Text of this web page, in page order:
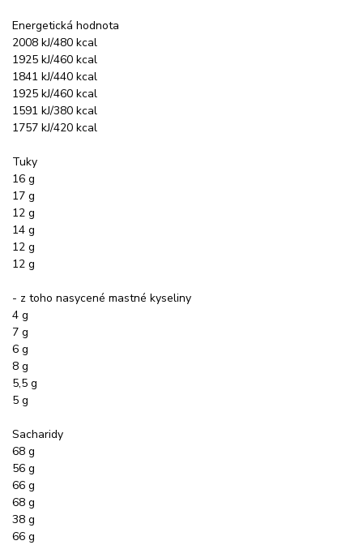
Energetická hodnota
2008 kJ/480 kcal
1925 kJ/460 kcal
1841 kJ/440 kcal
1925 kJ/460 kcal
1591 kJ/380 kcal
1757 kJ/420 kcal
Tuky
16 g
17 g
12 g
14 g
12 g
12 g
- z toho nasycené mastné kyseliny
4 g
7 g
6 g
8 g
5,5 g
5 g
Sacharidy
68 g
56 g
66 g
68 g
38 g
66 g